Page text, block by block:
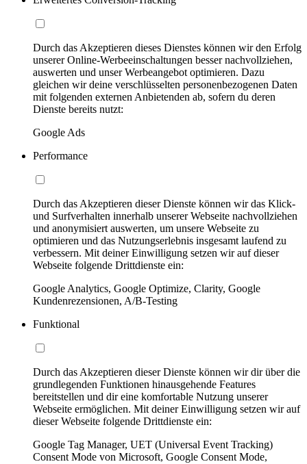
Durch das Akzeptieren dieses Dienstes können wir den Erfolg
unserer Online-Werbeeinschaltungen besser nachvollziehen,
auswerten und unser Werbeangebot optimieren. Dazu
gleichen wir deine verschlüsselten personenbezogenen Daten
mit folgenden externen Anbietenden ab, sofern du deren
Dienste bereits nutzt:
Google Ads
Performance
Durch das Akzeptieren dieser Dienste können wir das Klick-
und Surfverhalten innerhalb unserer Webseite nachvollziehen
und anonymisiert auswerten, um unsere Webseite zu
optimieren und das Nutzungserlebnis insgesamt laufend zu
verbessern. Mit deiner Einwilligung setzen wir auf dieser
Webseite folgende Drittdienste ein:
Google Analytics, Google Optimize, Clarity, Google
Kundenrezensionen, A/B-Testing
Funktional
Durch das Akzeptieren dieser Dienste können wir dir über die
grundlegenden Funktionen hinausgehende Features
bereitstellen und dir eine komfortable Nutzung unserer
Webseite ermöglichen. Mit deiner Einwilligung setzen wir auf
dieser Webseite folgende Drittdienste ein:
Google Tag Manager, UET (Universal Event Tracking)
Consent Mode von Microsoft, Google Consent Mode,